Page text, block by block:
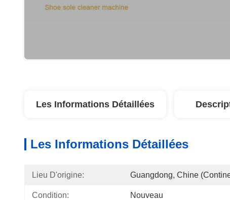
Les Informations Détaillées
Les Informations Détaillées
Lieu D'origine: Guangdong, Chine
Condition: Nouveau